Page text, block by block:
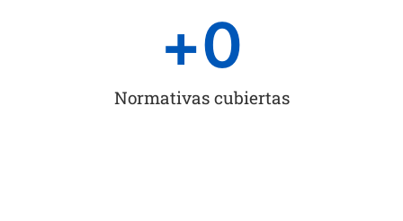
Normativas cubiertas
+0